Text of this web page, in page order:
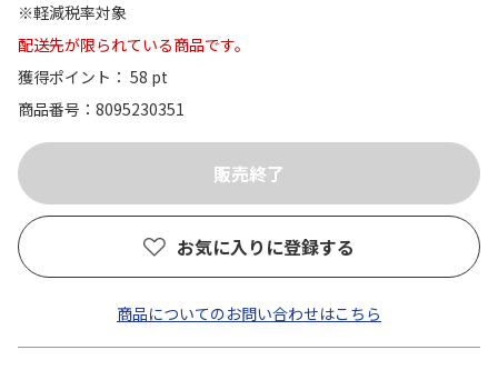
※軽減税率対象
配送先が限られている商品です。
獲得ポイント： 58 pt
商品番号
8095230351
お気に入りに登録する
商品についてのお問い合わせはこちら